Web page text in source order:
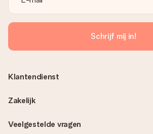
Schrijf mij in!
Veelgestelde vragen
Klantendienst
Zakelijk